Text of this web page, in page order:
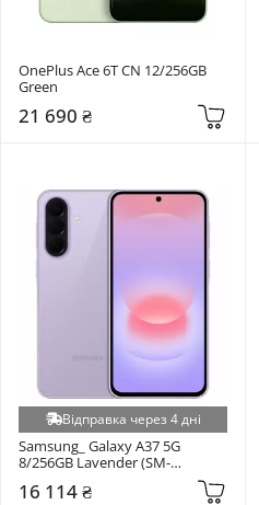
OnePlus Ace 6T CN 12/256GB
Green
21 690 ₴
Відправка через 4 дні
Samsung_ Galaxy A37 5G
8/256GB Lavender (SM-
16 114 ₴